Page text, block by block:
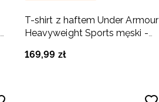
T-shirt z haftem Under Armour
Heavyweight Sports męski -
169,99 zł